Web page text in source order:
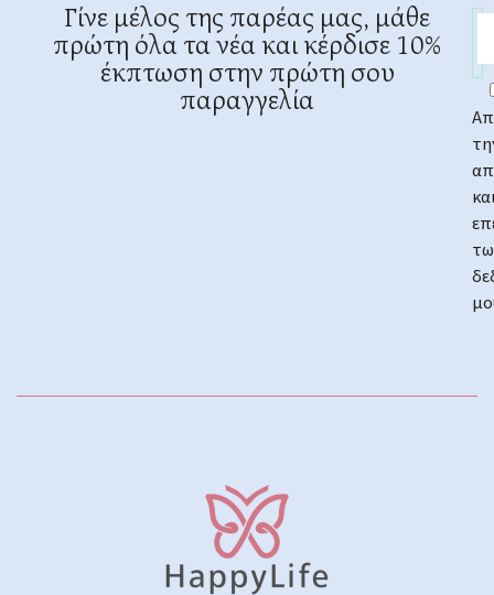
Γίνε μέλος της παρέας μας, μάθε
πρώτη όλα τα νέα και κέρδισε 10%
έκπτωση στην πρώτη σου
παραγγελία